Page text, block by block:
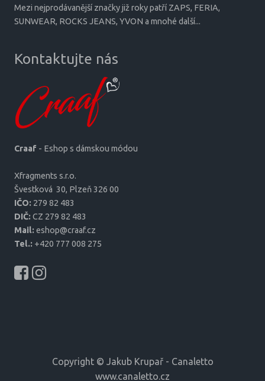
Mezi nejprodávanější značky již roky patří ZAPS, FERIA,
SUNWEAR, ROCKS JEANS, YVON a mnohé další...
Kontaktujte nás
Craaf - Eshop s dámskou módou
Xfragments s.r.o.
Šves­tková 30, Plzeň 326 00
IČO: 279 82 483
DIČ: CZ 279 82 483
Mail: eshop@craaf.cz
Tel.: +420 777 008 275
Copyright © Jakub Krupař - Canaletto
www.canaletto.cz